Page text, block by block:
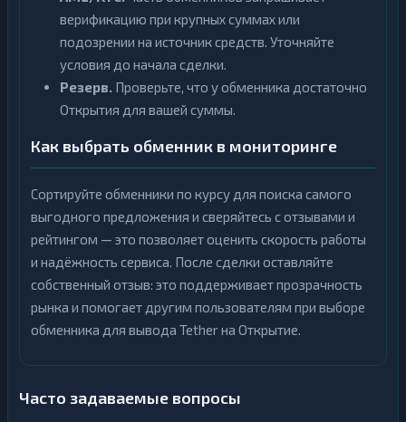
верификацию при крупных суммах или
подозрении на источник средств. Уточняйте
условия до начала сделки.
Резерв. Проверьте, что у обменника достаточно
Открытия для вашей суммы.
Как выбрать обменник в мониторинге
Сортируйте обменники по курсу для поиска самого
выгодного предложения и сверяйтесь с отзывами и
рейтингом — это позволяет оценить скорость работы
и надёжность сервиса. После сделки оставляйте
собственный отзыв: это поддерживает прозрачность
рынка и помогает другим пользователям при выборе
обменника для вывода Tether на Открытие.
Часто задаваемые вопросы